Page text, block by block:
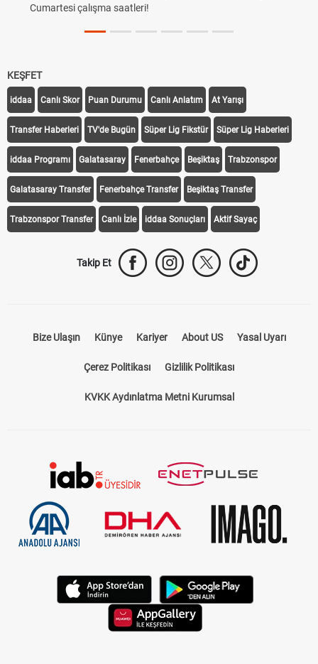
Cumartesi çalışma saatleri!
KEŞFET
iddaa Canlı Skor Puan Durumu Canlı Anlatım At Yarışı
Transfer Haberleri TV'de Bugün Süper Lig Fikstür Süper Lig Haberleri
iddaa Programı Galatasaray Fenerbahçe Beşiktaş Trabzonspor
Galatasaray Transfer Fenerbahçe Transfer Beşiktaş Transfer
Trabzonspor Transfer Canlı İzle iddaa Sonuçları Aktif Sayaç
Takip Et
Bize Ulaşın Künye Kariyer About US Yasal Uyarı
Çerez Politikası Gizlilik Politikası
KVKK Aydınlatma Metni Kurumsal